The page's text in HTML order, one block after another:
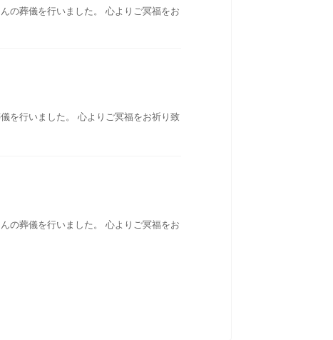
の葬儀を行いました。 心よりご冥福をお
を行いました。 心よりご冥福をお祈り致
の葬儀を行いました。 心よりご冥福をお